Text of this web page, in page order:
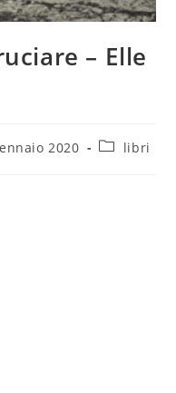
– Elle
2020
Categoria
libri